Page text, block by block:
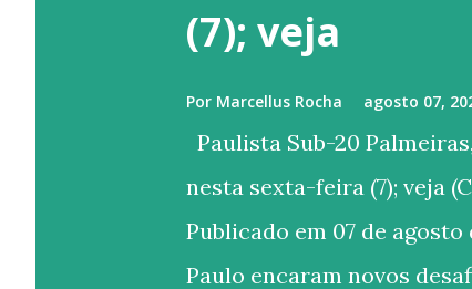
(7); veja
Por Marcellus Rocha agosto 07,
Paulista Sub-20
nesta sexta-feira (7); veja
Publicado em 07 de agosto
Paulo encaram novos